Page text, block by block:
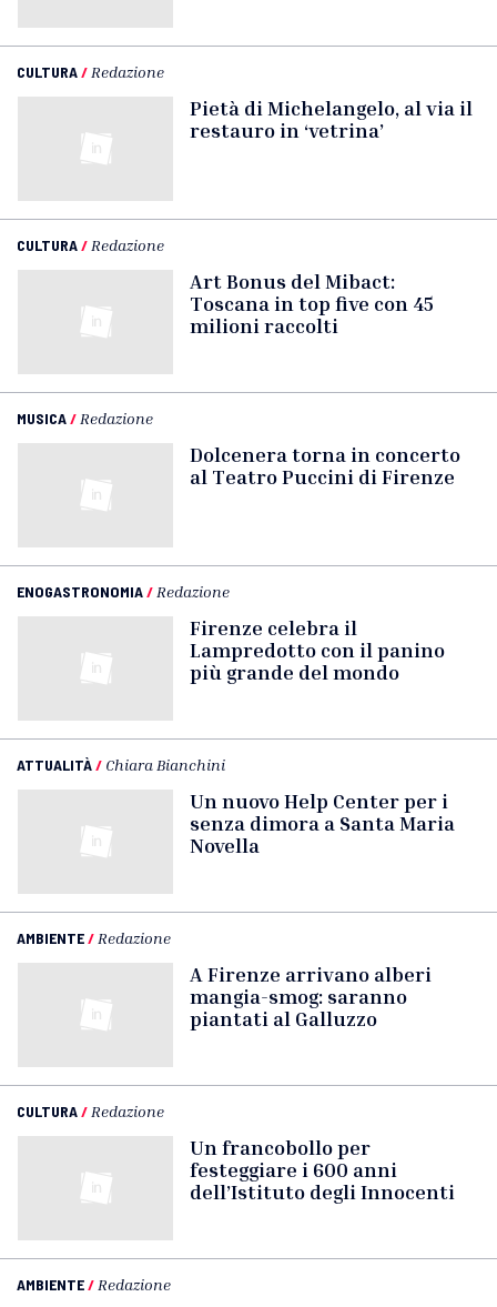
CULTURA/ Redazione
Pietà di Michelangelo, al via il
restauro in ‘vetrina’
CULTURA/ Redazione
Art Bonus del Mibact:
Toscana in top five con 45
milioni raccolti
MUSICA/ Redazione
Dolcenera torna in concerto
al Teatro Puccini di Firenze
ENOGASTRONOMIA/ Redazione
Firenze celebra il
Lampredotto con il panino
più grande del mondo
ATTUALITÀ/ Chiara Bianchini
Un nuovo Help Center per i
senza dimora a Santa Maria
Novella
AMBIENTE/ Redazione
A Firenze arrivano alberi
mangia-smog: saranno
piantati al Galluzzo
CULTURA/ Redazione
Un francobollo per
festeggiare i 600 anni
dell’Istituto degli Innocenti
AMBIENTE/ Redazione